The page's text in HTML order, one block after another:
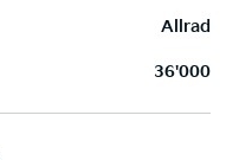
Allrad
36'000